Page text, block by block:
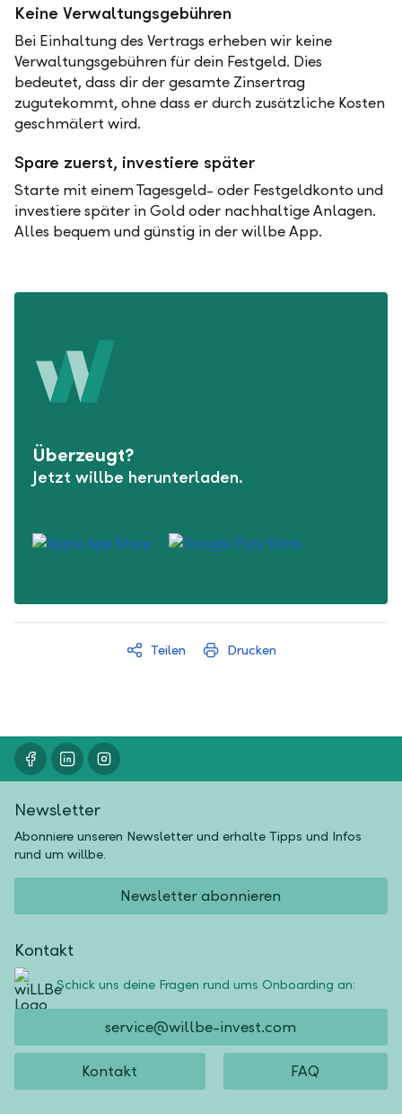
Keine Verwaltungsgebühren
Bei Einhaltung des Vertrags erheben wir keine
Verwaltungsgebühren für dein Festgeld. Dies
bedeutet, dass dir der gesamte Zinsertrag
zugutekommt, ohne dass er durch zusätzliche Kosten
geschmälert wird.
Spare zuerst, investiere später
Starte mit einem Tagesgeld- oder Festgeldkonto und
investiere später in Gold oder nachhaltige Anlagen.
Alles bequem und günstig in der willbe App.
Überzeugt?
Jetzt willbe herunterladen.
Teilen Drucken
Newsletter
Abonniere unseren Newsletter und erhalte Tipps und Infos
rund um willbe.
Newsletter abonnieren
Kontakt
Schick uns deine Fragen rund ums Onboarding an:
service@willbe-invest.com
Kontakt FAQ